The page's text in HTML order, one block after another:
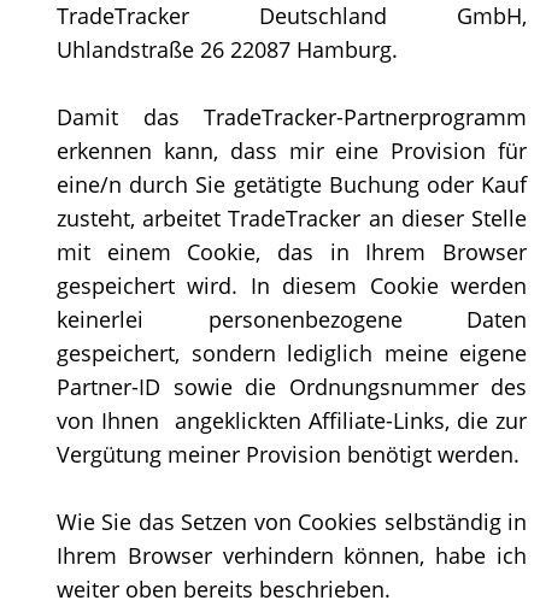
TradeTracker Deutschland GmbH,
Uhlandstraße 26 22087 Hamburg.
Damit das TradeTracker-Partnerprogramm
erkennen kann, dass mir eine Provision für
eine/n durch Sie getätigte Buchung oder Kauf
zusteht, arbeitet TradeTracker an dieser Stelle
mit einem Cookie, das in Ihrem Browser
gespeichert wird. In diesem Cookie werden
keinerlei personenbezogene Daten
gespeichert, sondern lediglich meine eigene
Partner-ID sowie die Ordnungsnummer des
von Ihnen angeklickten Affiliate-Links, die zur
Vergütung meiner Provision benötigt werden.
Wie Sie das Setzen von Cookies selbständig in
Ihrem Browser verhindern können, habe ich
weiter oben bereits beschrieben.